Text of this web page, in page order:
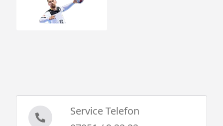
Service Telefon